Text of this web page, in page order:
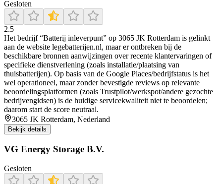
Gesloten
2.5
Het bedrijf “Batterij inleverpunt” op 3065 JK Rotterdam is gelinkt
aan de website legebatterijen.nl, maar er ontbreken bij de
beschikbare bronnen aanwijzingen over recente klantervaringen of
specifieke dienstverlening (zoals installatie/plaatsing van
thuisbatterijen). Op basis van de Google Places/bedrijfstatus is het
wel operationeel, maar zonder bevestigde reviews op relevante
beoordelingsplatformen (zoals Trustpilot/werkspot/andere gezochte
bedrijvengidsen) is de huidige servicekwaliteit niet te beoordelen;
daarom start de score neutraal.
3065 JK Rotterdam, Nederland
Bekijk details
VG Energy Storage B.V.
Gesloten